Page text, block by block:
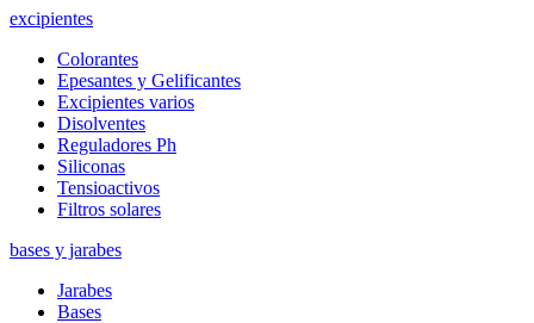
excipientes
Colorantes
Epesantes y Gelificantes
Excipientes varios
Disolventes
Reguladores Ph
Siliconas
Tensioactivos
Filtros solares
bases y jarabes
Jarabes
Bases